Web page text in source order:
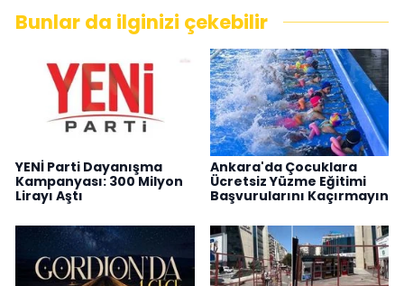
Bunlar da ilginizi çekebilir
YENİ Parti Dayanışma
Kampanyası: 300 Milyon
Lirayı Aştı
Ankara'da Çocuklara
Ücretsiz Yüzme Eğitimi
Başvurularını Kaçırmayın